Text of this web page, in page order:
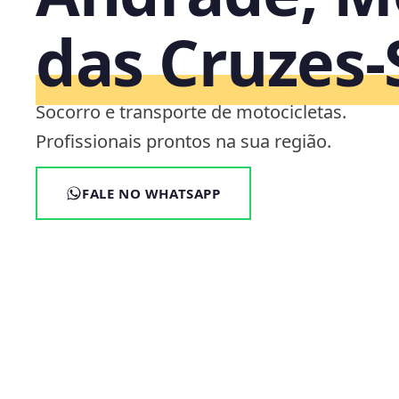
das
Socorro e transporte de motocicletas.
Profissionais prontos na sua região.
FALE NO WHATSAPP